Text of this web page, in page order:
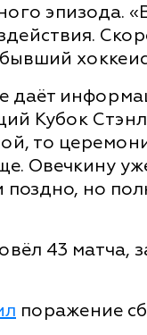
эпизода.
даёт
Кубок
то
Овечкину
но
43 матча,
поражение